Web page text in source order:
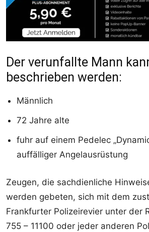
Der verunfallte Mann
beschrieben werden:
Männlich
72 Jahre alte
fuhr auf einem Pedelec
auffälliger Angelausrüstung
Zeugen, die sachdienliche
werden gebeten, sich mit dem
Frankfurter Polizeirevier unter der
755 – 11100 oder jeder anderen